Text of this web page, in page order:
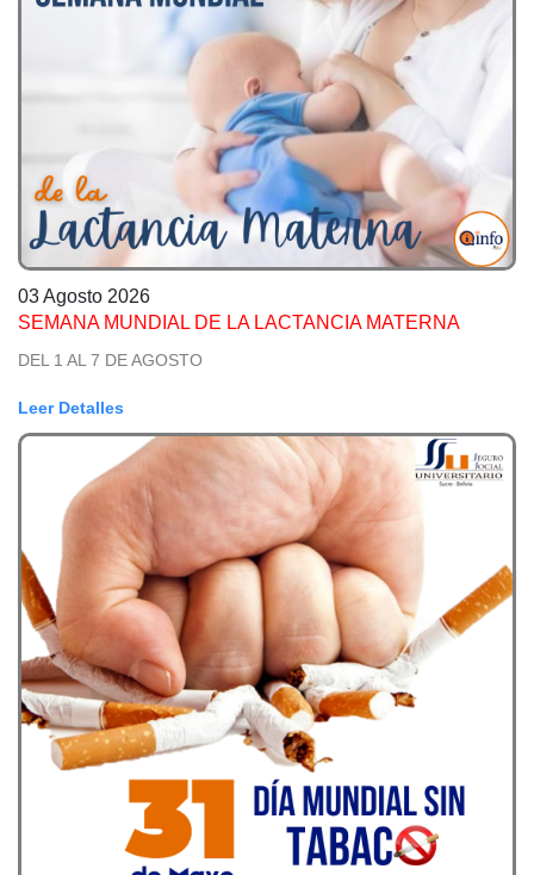
03 Agosto 2026
SEMANA MUNDIAL DE LA LACTANCIA MATERNA
DEL 1 AL 7 DE AGOSTO
Leer Detalles